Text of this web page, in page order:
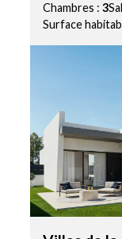
Chambres :3
Surface